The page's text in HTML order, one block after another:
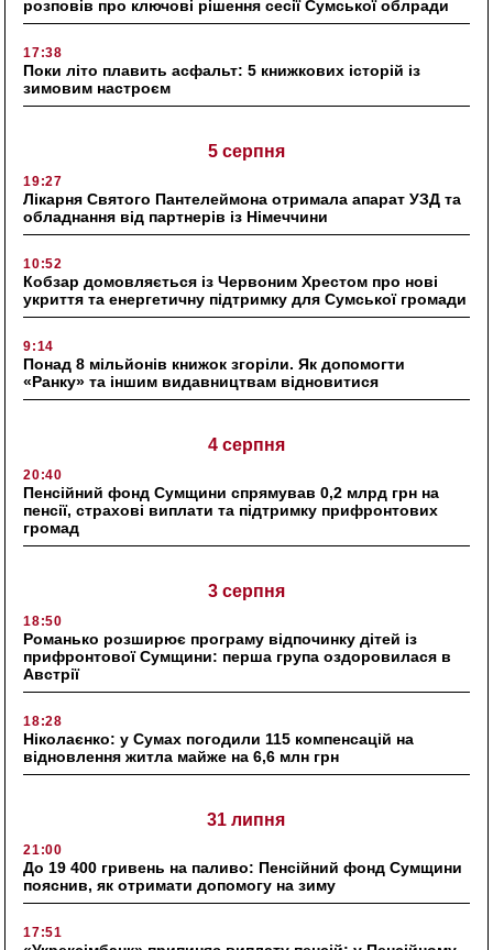
розповів про ключові рішення сесії Сумської облради
17:38
Поки літо плавить асфальт: 5 книжкових історій із
зимовим настроєм
5 серпня
19:27
Лікарня Святого Пантелеймона отримала апарат УЗД та
обладнання від партнерів із Німеччини
10:52
Кобзар домовляється із Червоним Хрестом про нові
укриття та енергетичну підтримку для Сумської громади
9:14
Понад 8 мільйонів книжок згоріли. Як допомогти
«Ранку» та іншим видавництвам відновитися
4 серпня
20:40
Пенсійний фонд Сумщини спрямував 0,2 млрд грн на
пенсії, страхові виплати та підтримку прифронтових
громад
3 серпня
18:50
Романько розширює програму відпочинку дітей із
прифронтової Сумщини: перша група оздоровилася в
Австрії
18:28
Ніколаєнко: у Сумах погодили 115 компенсацій на
відновлення житла майже на 6,6 млн грн
31 липня
21:00
До 19 400 гривень на паливо: Пенсійний фонд Сумщини
пояснив, як отримати допомогу на зиму
17:51